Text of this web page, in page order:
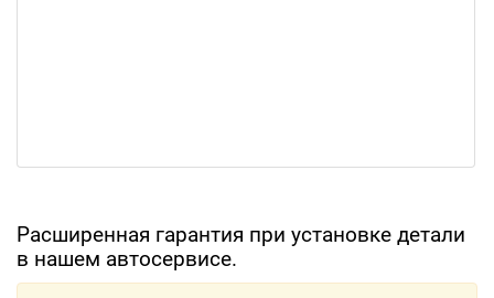
Расширенная гарантия при установке детали
в нашем автосервисе.